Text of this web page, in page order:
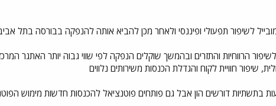
לשיפור תפעולי ופיננסי ולאחר מכן להביא אותה להנפקה בבורסה בתל
הרווחיות והתזרים ובהמשך שוקלים הנפקה לפי שווי גבוה יותר האתגר
שיפור חוויית לקוח והגדלת הכנסות משירותים נלווים
בתשתיות דורשים הון אבל גם פותחים פוטנציאל להכנסות חדשות מימוש